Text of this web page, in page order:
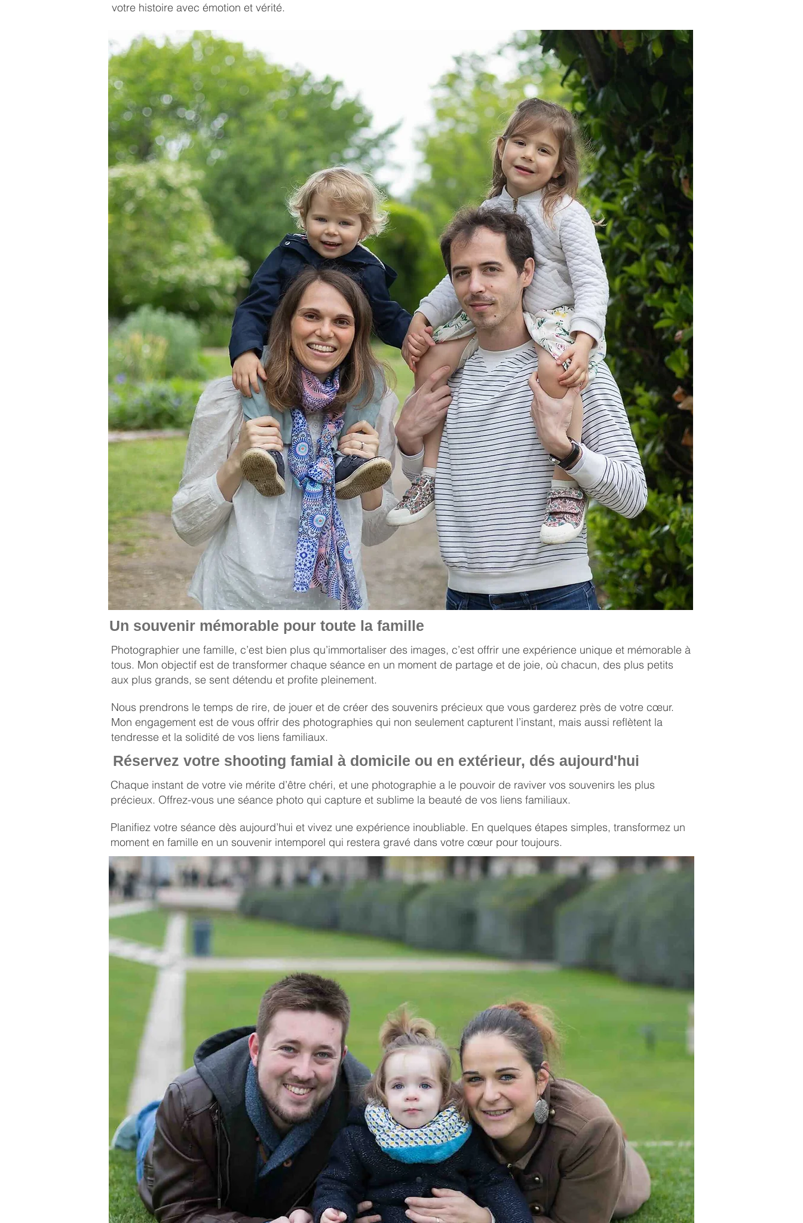
votre histoire avec émotion et vérité.
Un souvenir mémorable pour toute la famille
Photographier une famille, c’est bien plus qu’immortaliser des images, c’est offrir une expérience unique et mémorable à
tous. Mon objectif est de transformer chaque séance en un moment de partage et de joie, où chacun, des plus petits
aux plus grands, se sent détendu et profite pleinement.
Nous prendrons le temps de rire, de jouer et de créer des souvenirs précieux que vous garderez près de votre cœur.
Mon engagement est de vous offrir des photographies qui non seulement capturent l’instant, mais aussi reflètent la
tendresse et la solidité de vos liens familiaux.​
Réservez votre shooting famial à domicile ou en extérieur, dés aujourd'hui
Chaque instant de votre vie mérite d’être chéri, et une photographie a le pouvoir de raviver vos souvenirs les plus
précieux. Offrez-vous une séance photo qui capture et sublime la beauté de vos liens familiaux.
Planifiez votre séance dès aujourd’hui et vivez une expérience inoubliable. En quelques étapes simples, transformez un
moment en famille en un souvenir intemporel qui restera gravé dans votre cœur pour toujours​.